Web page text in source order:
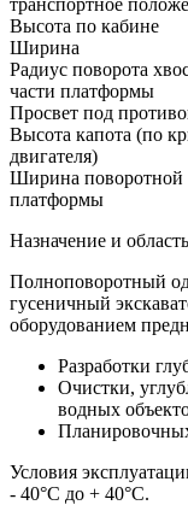
Высота по кабине
Ширина
Радиус поворота
части платформы
Просвет под
Высота капота (по
двигателя)
Ширина поворотной
платформы
Назначение и
Полноповоротный
гусеничный
оборудованием
Разработки
Очистки,
водных
Условия
- 40°С до + 40°С.